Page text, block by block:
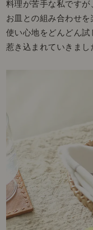
料理が苦手な私ですが
お皿との組み合わせを
使い心地をどんどん試
惹き込まれていきまし